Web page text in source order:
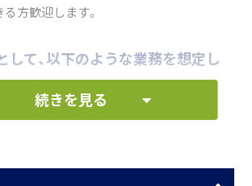
方歓迎します。
して、以下のような業務を想定し
続きを見る